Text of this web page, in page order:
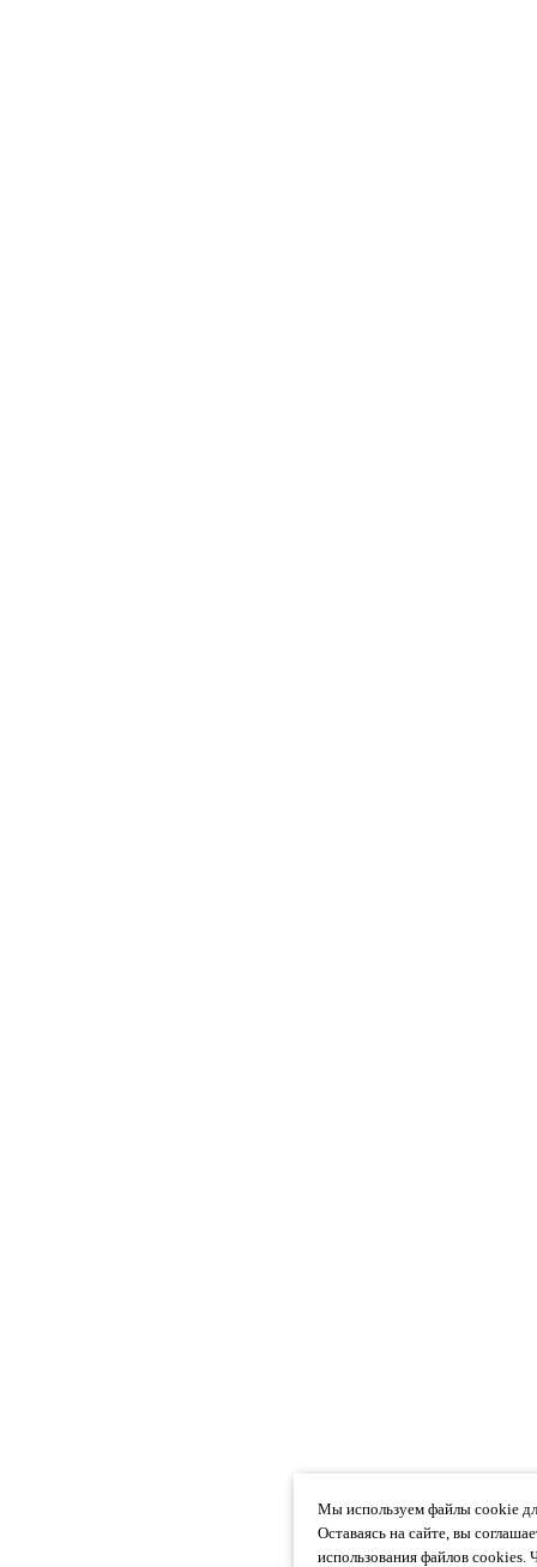
Мы используем файлы cookie
Оставаясь на сайте, вы
использования файлов cookies.